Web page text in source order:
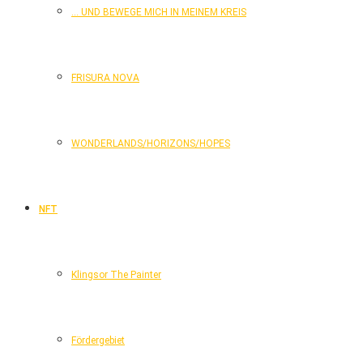
… UND BEWEGE MICH IN MEINEM KREIS
FRISURA NOVA
WONDERLANDS/HORIZONS/HOPES
NFT
Klingsor The Painter
Fördergebiet